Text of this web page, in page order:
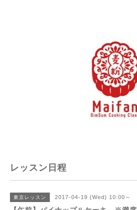
レッスン日程
東京レッスン 2017-04-19 (Wed) 10:00～